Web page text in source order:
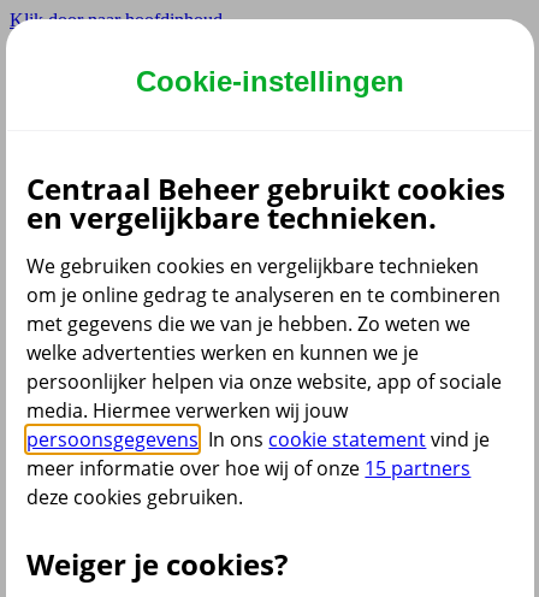
Klik door naar hoofdinhoud
Hoofdmenu navigatie
Adviseur
Partner
Producten
Situaties Klantenservice
terug
Cookie-instellingen
Centraal Beheer gebruikt cookies
en vergelijkbare technieken.
We gebruiken cookies en vergelijkbare technieken
om je online gedrag te analyseren en te combineren
met gegevens die we van je hebben. Zo weten we
welke advertenties werken en kunnen we je
persoonlijker helpen via onze website, app of sociale
media. Hiermee verwerken wij jouw
persoonsgegevens . In ons cookie statementvind je
meer informatie over hoe wij of onze 15 partners
deze cookies gebruiken.
Weiger je cookies?